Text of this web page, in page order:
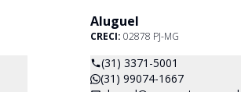
Aluguel
CRECI: 02878 PJ-MG
(31) 3371-5001
(31) 99074-1667